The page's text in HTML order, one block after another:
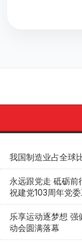
我国制造业占全球
永远跟党走 砥砺
祝建党103周年党
乐享运动逐梦想
动会圆满落幕